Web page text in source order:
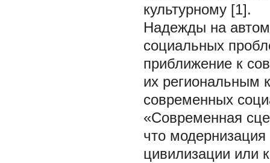
культурному [1].
Надежды на
социальных
приближение к
их региональным
современных
«Современная
что
цивилизации или